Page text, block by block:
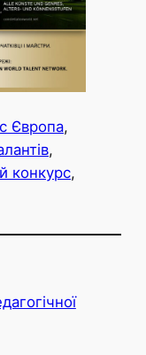
Європа
конкурс